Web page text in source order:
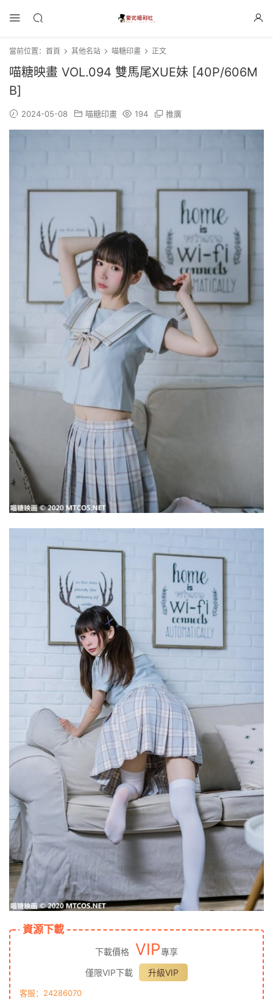
當前位置： 首頁 其他名站 喵糖印畫 正文
喵糖映畫 VOL.094 雙馬尾XUE妹 [40P/606M
B]
2024-05-08 喵糖印畫 194 推廣
資源下載
下載價格 VIP專享
僅限VIP下載
升級VIP
客服：24286070